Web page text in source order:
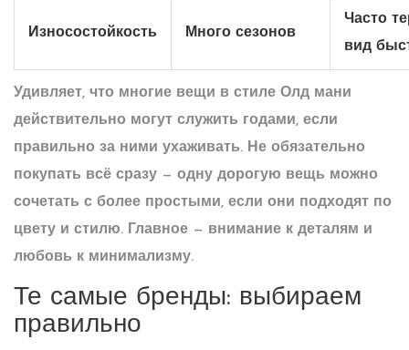
Износостойкость Много сезонов
Часто
вид
Удивляет, что многие вещи в стиле Олд мани
действительно могут служить годами, если
правильно за ними ухаживать. Не обязательно
покупать всё сразу — одну дорогую вещь можно
сочетать с более простыми, если они подходят по
цвету и стилю. Главное — внимание к деталям и
любовь к минимализму.
Те самые бренды: выбираем
правильно